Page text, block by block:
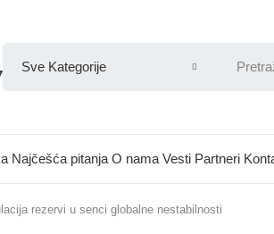
Najčešća pitanja O nama Vesti Partneri
rezervi u senci globalne nestabilnosti